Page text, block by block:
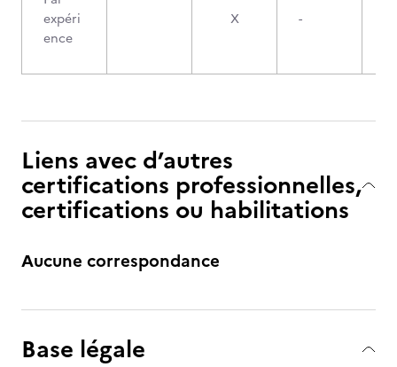
expéri
ence
X -
Liens avec d’autres
certifications professionnelles,
certifications ou habilitations
Aucune correspondance
Base légale